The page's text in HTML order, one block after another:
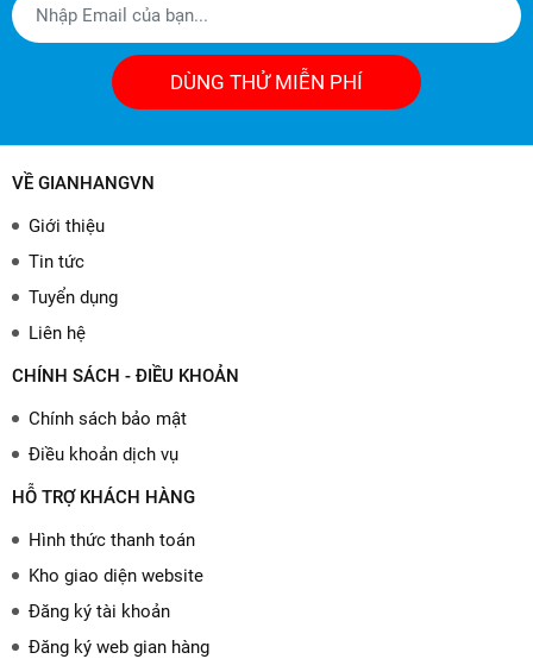
DÙNG THỬ MIỄN PHÍ
VỀ GIANHANGVN
Giới thiệu
Tin tức
Tuyển dụng
Liên hệ
CHÍNH SÁCH - ĐIỀU KHOẢN
Chính sách bảo mật
Điều khoản dịch vụ
HỖ TRỢ KHÁCH HÀNG
Hình thức thanh toán
Kho giao diện website
Đăng ký tài khoản
Đăng ký web gian hàng